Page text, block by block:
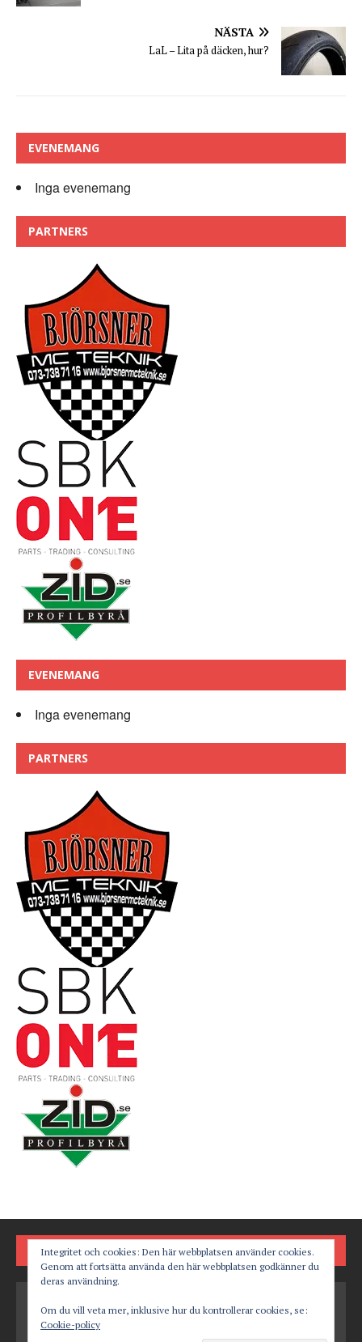
NÄSTA
LaL – Lita på däcken, hur?
EVENEMANG
Inga evenemang
PARTNERS
EVENEMANG
Inga evenemang
PARTNERS
FÖLJ OSS PÅ
Integritet och cookies: Den här webbplatsen använder cookies.
Genom att fortsätta använda den här webbplatsen godkänner du
deras användning.
Om du vill veta mer, inklusive hur du kontrollerar cookies, se:
Cookie-policy